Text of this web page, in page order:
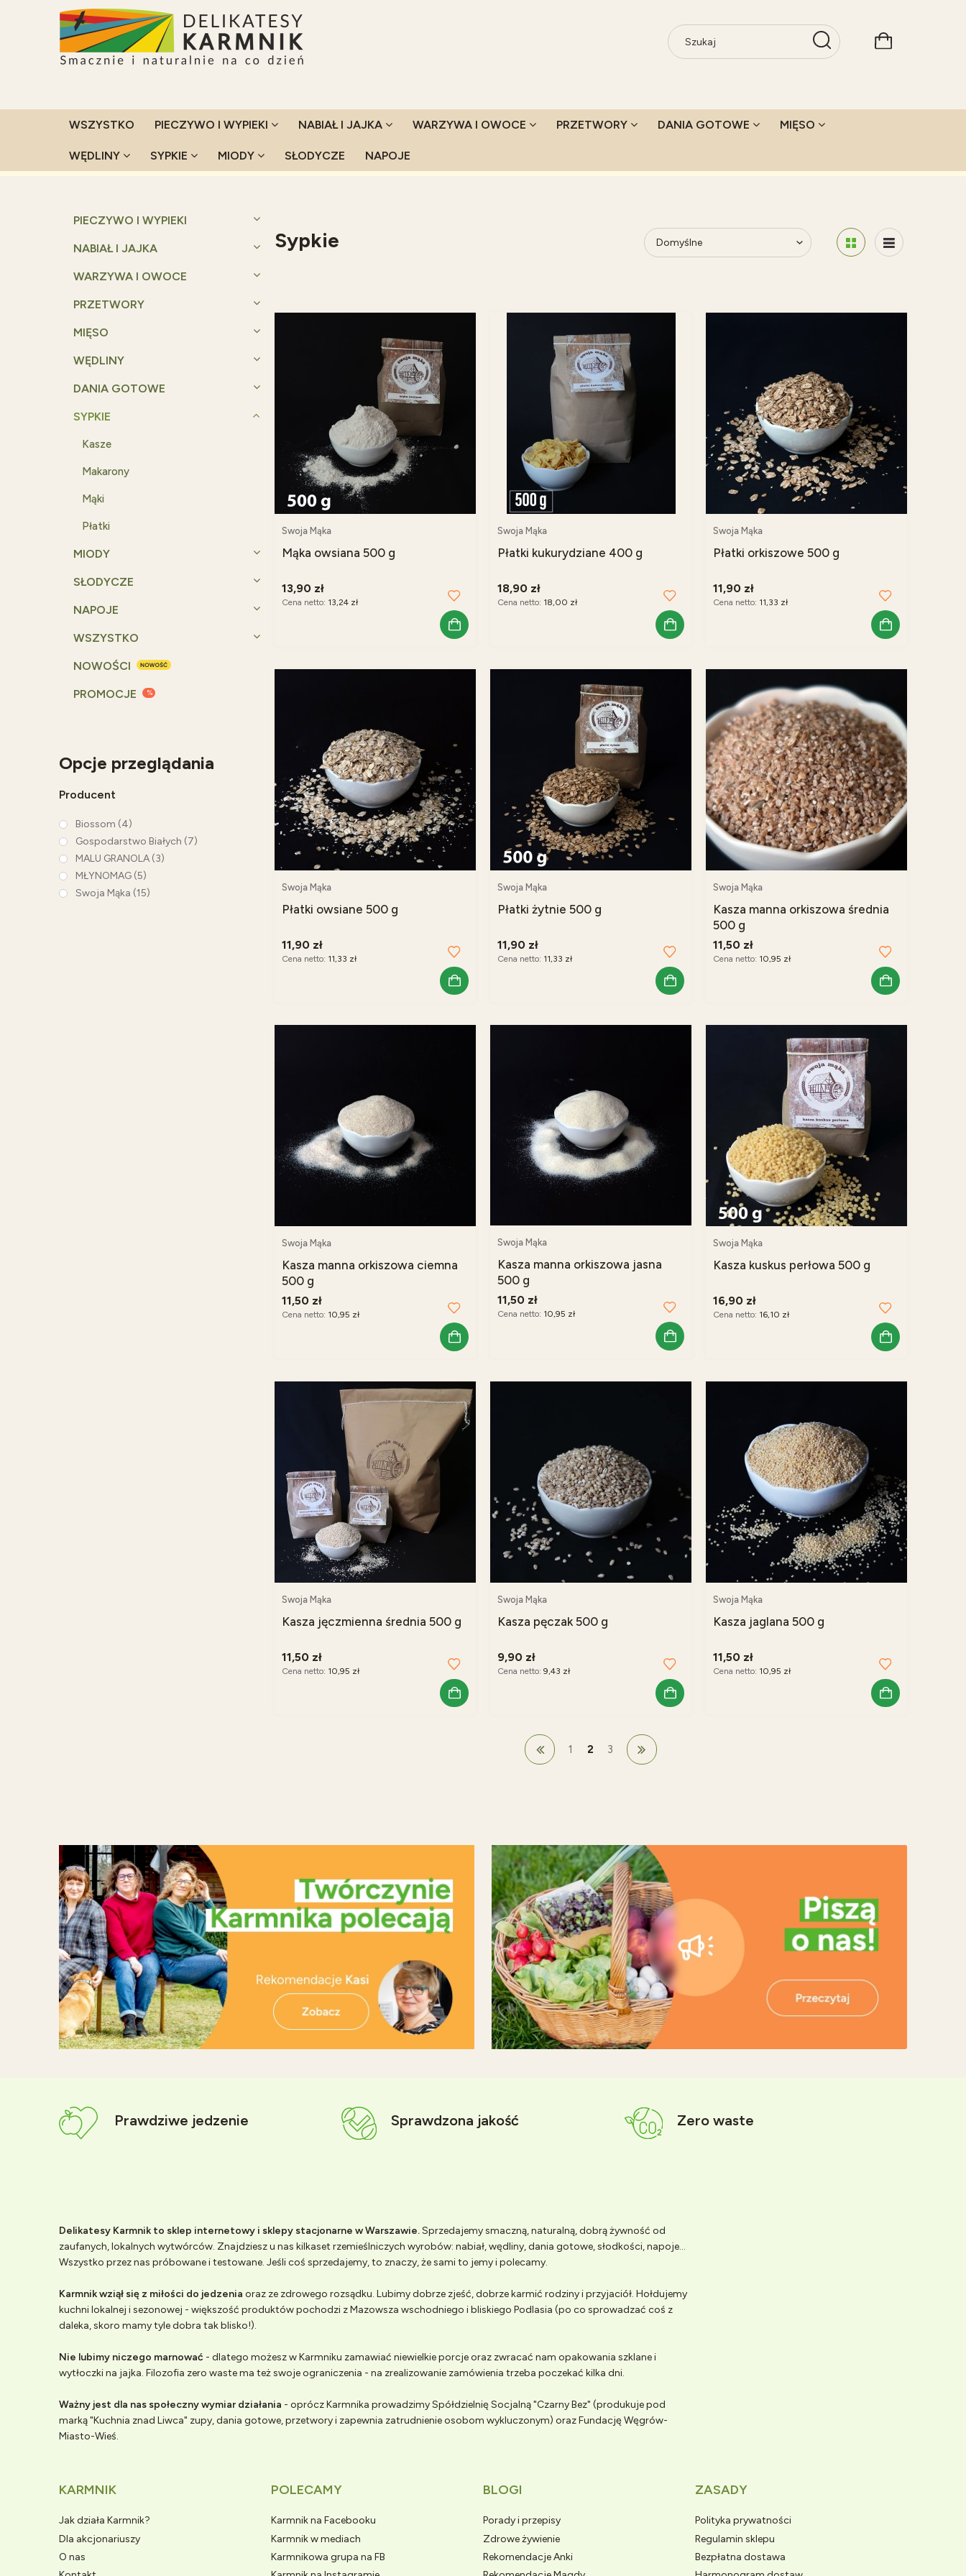
WSZYSTKO PIECZYWO I WYPIEKI NABIAŁ I JAJKA WARZYWA I OWOCE PRZETWORY DANIA GOTOWE MIĘSO
WĘDLINY SYPKIE MIODY SŁODYCZE NAPOJE
Strona główna Sypkie
PIECZYWO I WYPIEKI
NABIAŁ I JAJKA
WARZYWA I OWOCE
PRZETWORY
MIĘSO
WĘDLINY
DANIA GOTOWE
SYPKIE
Kasze
Makarony
Mąki
Płatki
MIODY
SŁODYCZE
NAPOJE
WSZYSTKO
NOWOŚCI
PROMOCJE
Opcje przeglądania
Producent
Biossom (4)
Gospodarstwo Białych (7)
MALU GRANOLA (3)
MŁYNOMAG (5)
Swoja Mąka (15)
Sypkie
Mąka owsiana 500 g
Swoja Mąka
13,90 zł
Cena netto: 13,24 zł
Płatki kukurydziane 400 g
Swoja Mąka
18,90 zł
Cena netto: 18,00 zł
Płatki orkiszowe 500 g
Swoja Mąka
11,90 zł
Cena netto: 11,33 zł
Płatki owsiane 500 g
Swoja Mąka
11,90 zł
Cena netto: 11,33 zł
Płatki żytnie 500 g
Swoja Mąka
11,90 zł
Cena netto: 11,33 zł
Kasza manna orkiszowa średnia
500 g
Swoja Mąka
11,50 zł
Cena netto: 10,95 zł
Kasza manna orkiszowa ciemna
500 g
Swoja Mąka
11,50 zł
Cena netto: 10,95 zł
Kasza manna orkiszowa jasna
500 g
Swoja Mąka
11,50 zł
Cena netto: 10,95 zł
Kasza kuskus perłowa 500 g
Swoja Mąka
16,90 zł
Cena netto: 16,10 zł
Kasza jęczmienna średnia 500 g
Swoja Mąka
11,50 zł
Cena netto: 10,95 zł
Kasza pęczak 500 g
Swoja Mąka
9,90 zł
Cena netto: 9,43 zł
Kasza jaglana 500 g
Swoja Mąka
11,50 zł
Cena netto: 10,95 zł
1 2 3
Prawdziwe jedzenie Sprawdzona jakość Zero waste
KARMNIK
Jak działa Karmnik?
Dla akcjonariuszy
O nas
POLECAMY
Karmnik na Facebooku
Karmnik w mediach
Karmnikowa grupa na FB
BLOGI
Porady i przepisy
Zdrowe żywienie
Rekomendacje Anki
ZASADY
Polityka prywatności
Regulamin sklepu
Bezpłatna dostawa
Delikatesy Karmnik to sklep internetowy i sklepy stacjonarne w Warszawie.Sprzedajemy smaczną, naturalną, dobrą żywność od
zaufanych, lokalnych wytwórców. Znajdziesz u nas kilkaset rzemieślniczych wyrobów: nabiał, wędliny, dania gotowe, słodkości, napoje...
Wszystko przez nas próbowane i testowane. Jeśli coś sprzedajemy, to znaczy, że sami to jemy i polecamy.
Karmnik wziął się z miłości do jedzenia oraz ze zdrowego rozsądku. Lubimy dobrze zjeść, dobrze karmić rodziny i przyjaciół. Hołdujemy
kuchni lokalnej i sezonowej - większość produktów pochodzi z Mazowsza wschodniego i bliskiego Podlasia (po co sprowadzać coś z
daleka, skoro mamy tyle dobra tak blisko!).
Nie lubimy niczego marnować - dlatego możesz w Karmniku zamawiać niewielkie porcje oraz zwracać nam opakowania szklane i
wytłoczki na jajka. Filozofia zero waste ma też swoje ograniczenia - na zrealizowanie zamówienia trzeba poczekać kilka dni.
Ważny jest dla nas społeczny wymiar działania - oprócz Karmnika prowadzimy Spółdzielnię Socjalną "Czarny Bez" (produkuje pod
marką "Kuchnia znad Liwca" zupy, dania gotowe, przetwory i zapewnia zatrudnienie osobom wykluczonym) oraz Fundację Węgrów-
Miasto-Wieś.